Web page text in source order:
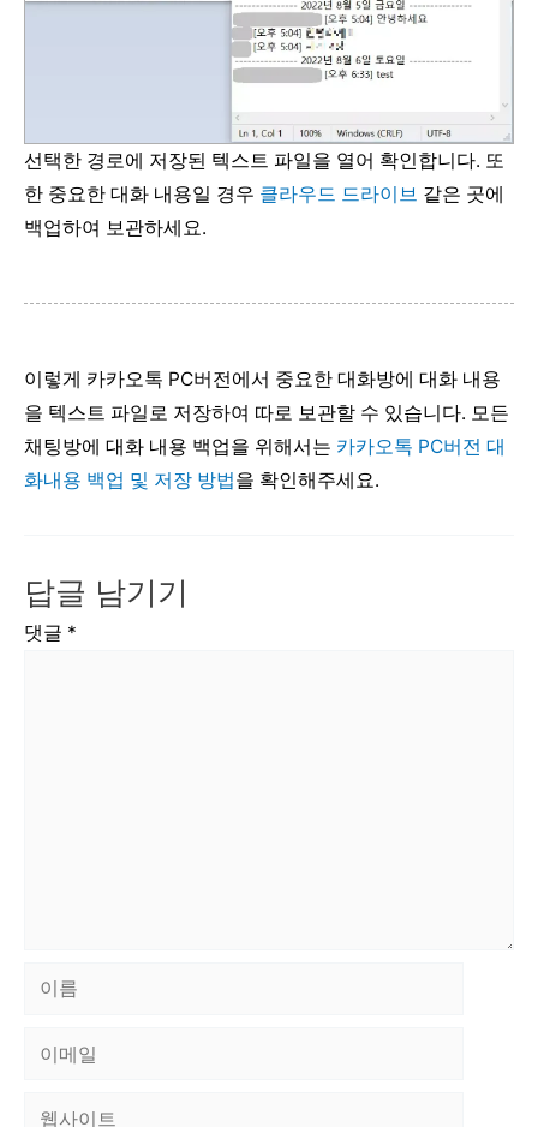
선택한 경로에 저장된 텍스트 파일을 열어 확인합니다. 또
한 중요한 대화 내용일 경우 클라우드 드라이브 같은 곳에
백업하여 보관하세요.
이렇게 카카오톡 PC버전에서 중요한 대화방에 대화 내용
을 텍스트 파일로 저장하여 따로 보관할 수 있습니다. 모든
채팅방에 대화 내용 백업을 위해서는 카카오톡 PC버전 대
화내용 백업 및 저장 방법을 확인해주세요.
답글 남기기
댓글 *